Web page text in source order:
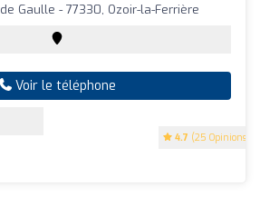
4.7 (25 Opinions)
Gaulle - 77330, Ozoir-la-Ferrière
Voir le téléphone